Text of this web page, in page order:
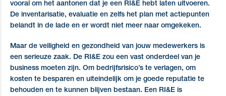
vooral om het aantonen dat je een RI&E hebt laten uitvoeren.
De inventarisatie, evaluatie en zelfs het plan met actiepunten
belandt in de lade en er wordt niet meer naar omgekeken.
Maar de veiligheid en gezondheid van jouw medewerkers is
een serieuze zaak. De RI&E zou een vast onderdeel van je
business moeten zijn. Om bedrijfsrisico’s te verlagen, om
kosten te besparen en uiteindelijk om je goede reputatie te
behouden en te kunnen blijven bestaan. Een RI&E is